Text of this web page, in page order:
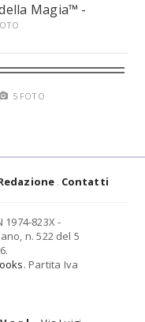
Magia™ -
5 FOTO
Contatti
1974-823X -
n. 522 del 5
. Partita Iva